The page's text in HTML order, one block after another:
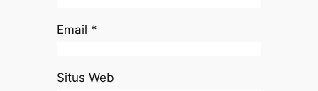
Email *
Situs Web